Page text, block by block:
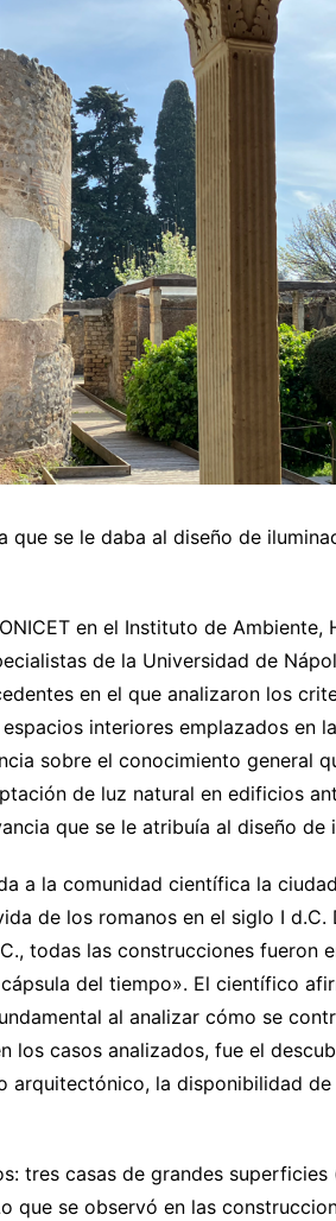
se le daba al diseño de
en el Instituto de Ambiente,
de la Universidad de
en el que analizaron los
interiores emplazados en
sobre el conocimiento general
de luz natural en edificios
que se le atribuía al diseño de
a la comunidad científica la
de los romanos en el siglo I d.C.
todas las construcciones fueron
del tiempo». El científico
al analizar cómo se
los casos analizados, fue el
la disponibilidad de
tres casas de grandes superficies
que se observó en las